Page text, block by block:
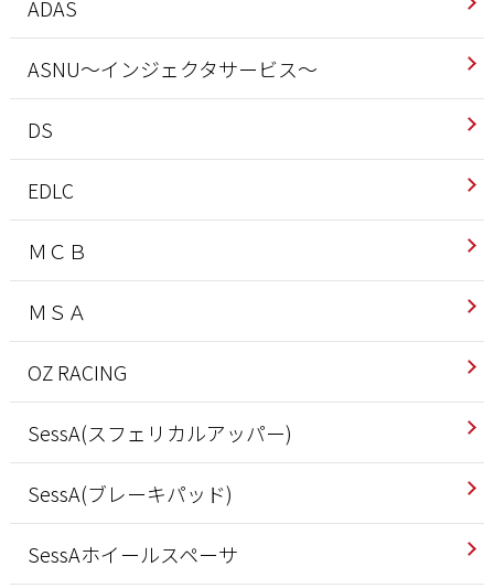
ADAS
ASNU～インジェクタサービス～
DS
EDLC
ＭＣＢ
ＭＳＡ
OZ RACING
SessA(スフェリカルアッパー)
SessA(ブレーキパッド)
SessAホイールスペーサ